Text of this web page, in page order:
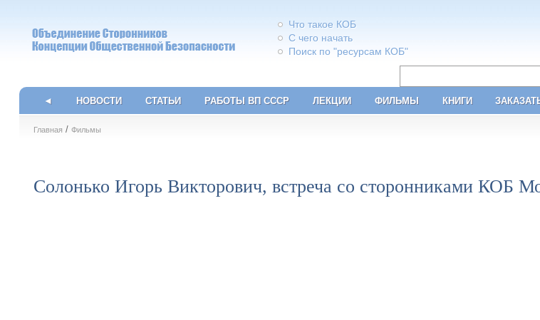
Что такое КОБ
С чего начать
Поиск по "ресурсам КОБ"
◄ НОВОСТИ СТАТЬИ РАБОТЫ ВП СССР ЛЕКЦИИ ФИЛЬМЫ КНИГИ
Главная / Фильмы
Солонько Игорь Викторович, встреча со сторонниками КОБ